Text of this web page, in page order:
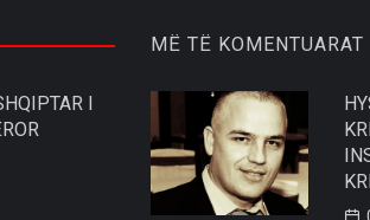
I
MË TË KOMENTUARAT